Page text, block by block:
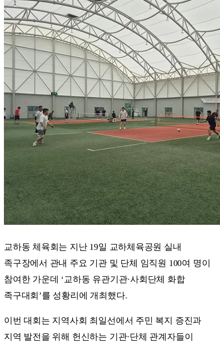
교하동 체육회는 지난 19일 교하체육공원 실내
족구장에서 관내 주요 기관 및 단체 임직원 100여 명이
참여한 가운데 ‘교하동 유관기관·사회단체 화합
족구대회’를 성황리에 개최했다.
이번 대회는 지역사회 최일선에서 주민 복지 증진과
지역 발전을 위해 헌신하는 기관·단체 관계자들이